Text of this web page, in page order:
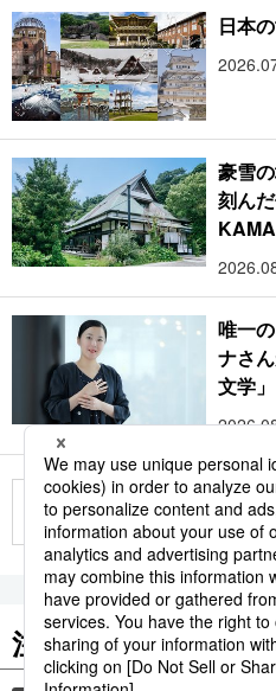
日本
豪雪
刻ん
唯一
ナさ
文学」
もっと
注目のキーワード